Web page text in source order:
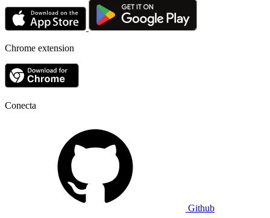
Chrome extension
Conecta
Github